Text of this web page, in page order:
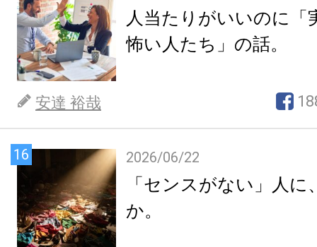
人当たりがいいのに「
怖い人たち」の話。
安達 裕哉
16 2026/06/22
「センスがない」人
か。